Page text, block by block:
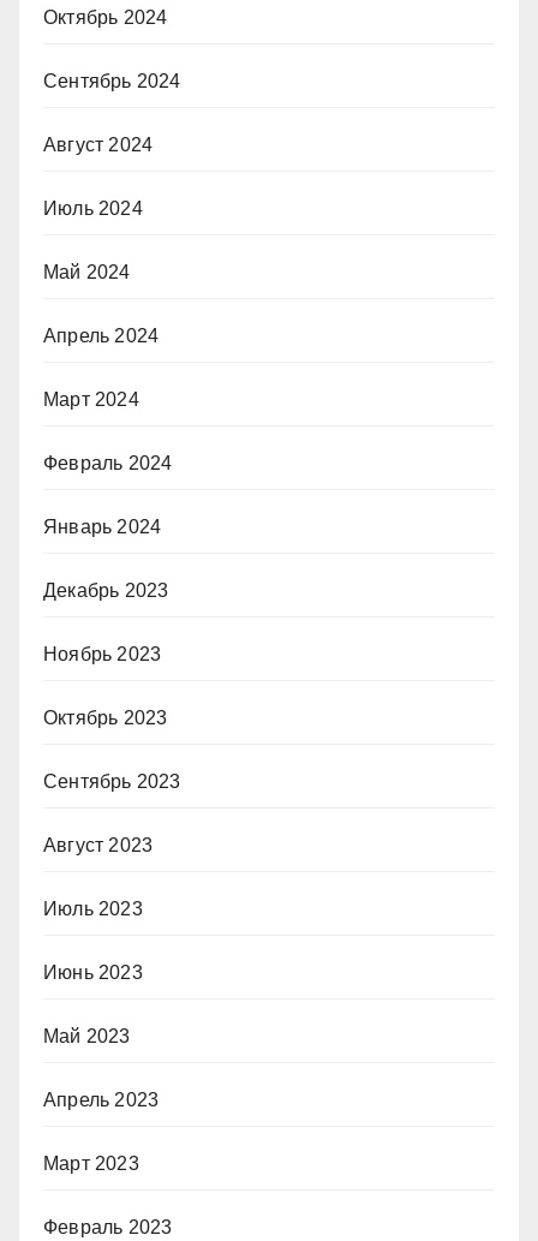
Октябрь 2024
Сентябрь 2024
Август 2024
Июль 2024
Май 2024
Апрель 2024
Март 2024
Февраль 2024
Январь 2024
Декабрь 2023
Ноябрь 2023
Октябрь 2023
Сентябрь 2023
Август 2023
Июль 2023
Июнь 2023
Май 2023
Апрель 2023
Март 2023
Февраль 2023